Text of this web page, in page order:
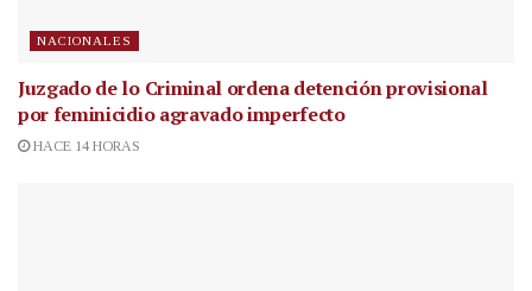
NACIONALES
Juzgado de lo Criminal ordena detención provisional
por feminicidio agravado imperfecto
HACE 14 HORAS